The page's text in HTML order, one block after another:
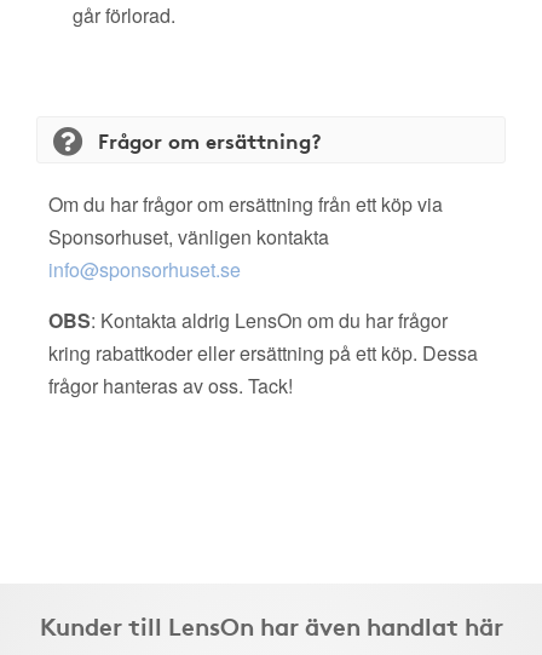
går förlorad.
Frågor om ersättning?
Om du har frågor om ersättning från ett köp via
Sponsorhuset, vänligen kontakta
info@sponsorhuset.se
OBS: Kontakta aldrig LensOn om du har frågor
kring rabattkoder eller ersättning på ett köp. Dessa
frågor hanteras av oss. Tack!
Kunder till LensOn har även handlat här